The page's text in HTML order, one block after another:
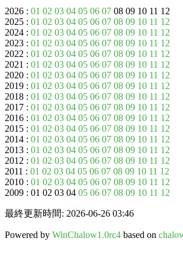
2026 : 01 02 03 04 05 06 07 08 09 10 11 12
2025 : 01 02 03 04 05 06 07 08 09 10 11 12
2024 : 01 02 03 04 05 06 07 08 09 10 11 12
2023 : 01 02 03 04 05 06 07 08 09 10 11 12
2022 : 01 02 03 04 05 06 07 08 09 10 11 12
2021 : 01 02 03 04 05 06 07 08 09 10 11 12
2020 : 01 02 03 04 05 06 07 08 09 10 11 12
2019 : 01 02 03 04 05 06 07 08 09 10 11 12
2018 : 01 02 03 04 05 06 07 08 09 10 11 12
2017 : 01 02 03 04 05 06 07 08 09 10 11 12
2016 : 01 02 03 04 05 06 07 08 09 10 11 12
2015 : 01 02 03 04 05 06 07 08 09 10 11 12
2014 : 01 02 03 04 05 06 07 08 09 10 11 12
2013 : 01 02 03 04 05 06 07 08 09 10 11 12
2012 : 01 02 03 04 05 06 07 08 09 10 11 12
2011 : 01 02 03 04 05 06 07 08 09 10 11 12
2010 : 01 02 03 04 05 06 07 08 09 10 11 12
2009 : 01 02 03 04 05 06 07 08 09 10 11 12
最終更新時間: 2026-06-26 03:46
Powered by WinChalow1.0rc4 based on